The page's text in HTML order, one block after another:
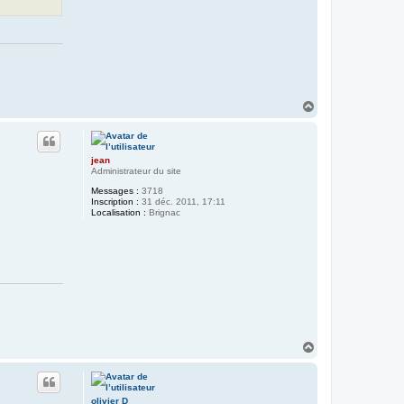
jean
Administrateur du site
Messages : 3718
Inscription : 31 déc. 2011, 17:11
Localisation : Brignac
olivier D